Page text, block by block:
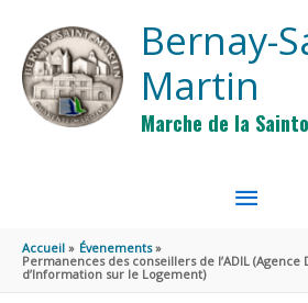
Bernay-
Martin
Marche de la
MENU
Accueil
Évenements
Permanences des conseillers de l’ADIL
d’Information sur le Logement)